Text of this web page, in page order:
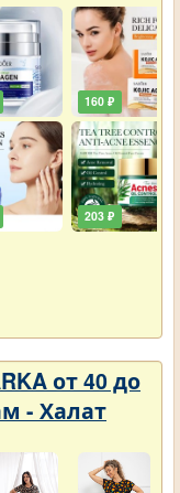
160 ₽
203 ₽
от 40 до
- Халат